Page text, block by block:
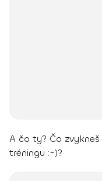
A čo ty? Čo
tréningu :-)?